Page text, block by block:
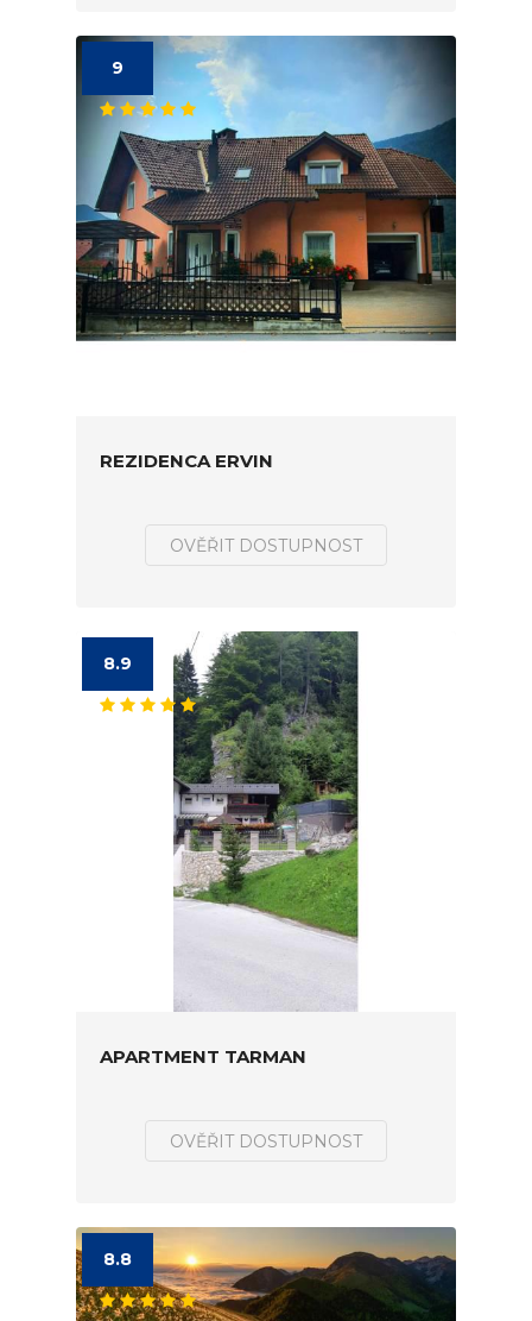
9
REZIDENCA ERVIN
OVĚŘIT DOSTUPNOST
8.9
APARTMENT TARMAN
OVĚŘIT DOSTUPNOST
8.8